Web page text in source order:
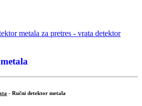
- Ručni detektor metala